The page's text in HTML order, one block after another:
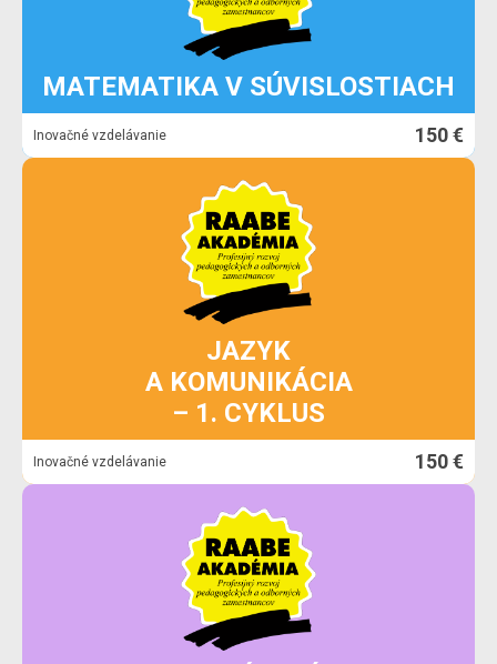
MATEMATIKA V SÚVISLOSTIACH
Inovačné vzdelávanie 150 €
JAZYK
A KOMUNIKÁCIA
– 1. CYKLUS
Inovačné vzdelávanie 150 €